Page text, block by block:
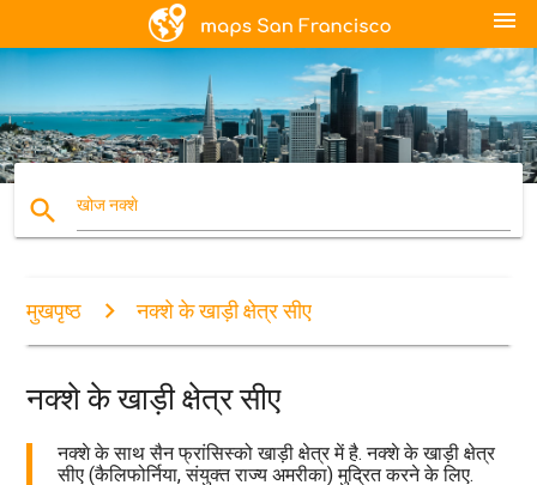
menu
search खोज नक्शे
मुखपृष्ठ नक्शे के खाड़ी क्षेत्र सीए
नक्शे के खाड़ी क्षेत्र सीए
नक्शे के साथ सैन फ्रांसिस्को खाड़ी क्षेत्र में है. नक्शे के खाड़ी क्षेत्र
सीए (कैलिफोर्निया, संयुक्त राज्य अमरीका) मुद्रित करने के लिए.